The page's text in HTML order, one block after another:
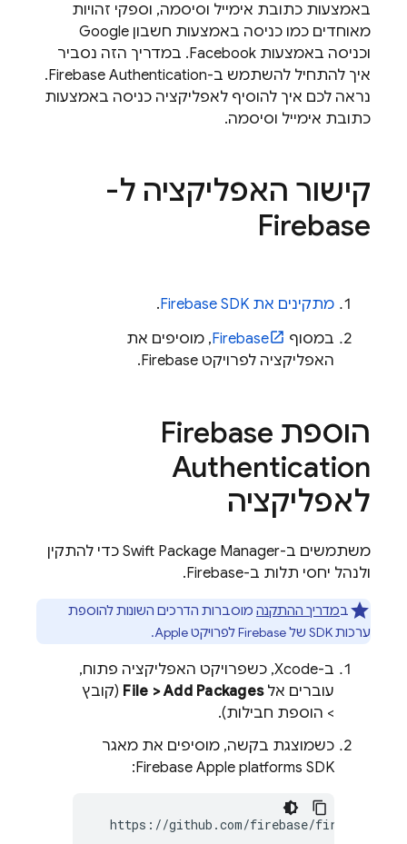
באמצעות כתובת אימייל וסיסמה, וספקי זהויות
מאוחדים כמו כניסה באמצעות חשבון Google
וכניסה באמצעות Facebook. במדריך הזה נסביר
איך להתחיל להשתמש ב-Firebase Authentication
.
נראה לכם איך להוסיף לאפליקציה כניסה באמצעות
כתובת אימייל וסיסמה.
קישור האפליקציה ל-
Firebase
מתקינים את Firebase SDK
.
במסוף
Firebase, מוסיפים את
האפליקציה לפרויקט Firebase.
הוספת Firebase
Authentication
לאפליקציה
משתמשים ב-Swift Package Manager כדי להתקין
ולנהל יחסי תלות ב-Firebase.
במדריך ההתקנה מוסברות הדרכים השונות להוספת
ערכות SDK של Firebase לפרויקט Apple.
ב-Xcode, כשפרויקט האפליקציה פתוח,
עוברים אלFile > Add Packages (קובץ
> הוספת חבילות).
כשמוצגת בקשה, מוסיפים את מאגר
Firebase Apple platforms SDK:
https://github.com/firebase/firebase-